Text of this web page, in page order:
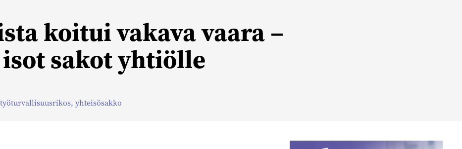
koitui vakava vaara –
sakot yhtiölle
työturvallisuusrikos, yhteisösakko